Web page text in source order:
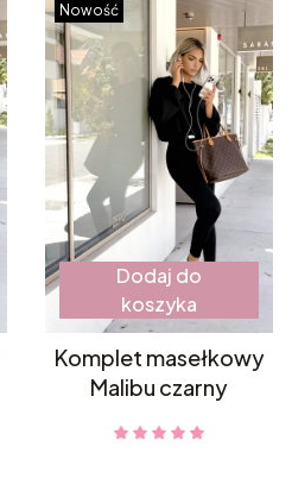
Nowość
Dodaj do
koszyka
Komplet masełkowy
Malibu czarny